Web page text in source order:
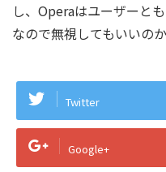
し、Operaはユーザーと
なので無視してもいいのか
Twitter
Google+